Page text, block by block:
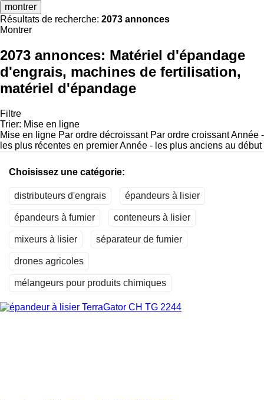
montrer
Résultats de recherche: 2073 annonces
Montrer
2073 annonces: Matériel d'épandage
d'engrais, machines de fertilisation,
matériel d'épandage
Filtre
Trier: Mise en ligne
Mise en ligne Par ordre décroissant Par ordre croissantAnnée -
les plus récentes en premierAnnée - les plus anciens au début
Choisissez une catégorie:
distributeurs d'engrais épandeurs à lisier
épandeurs à fumier conteneurs à lisier
mixeurs à lisier séparateur de fumier
drones agricoles
mélangeurs pour produits chimiques